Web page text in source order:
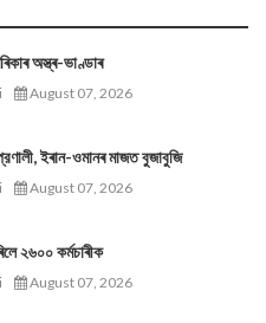
অস্ত্ৰ-ভাণ্ডাৰ
August 07, 2026
ইৰান-ওমানৰ মাজত বুজাবুজি
August 07, 2026
২৬০০ কৰ্মচাৰীক
August 07, 2026